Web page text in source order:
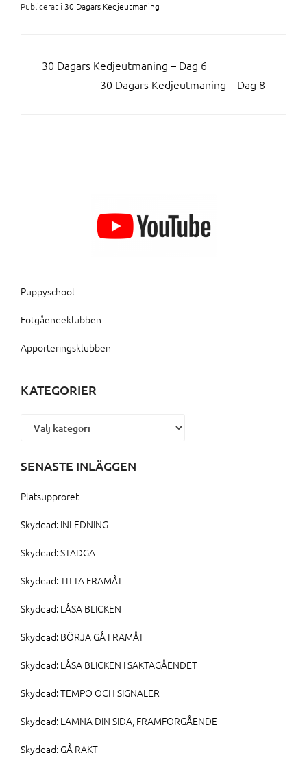
Publicerat i 30 Dagars Kedjeutmaning
INLÄGGSNAVIGERING
30 Dagars Kedjeutmaning – Dag 6
30 Dagars Kedjeutmaning – Dag 8
Puppyschool
Fotgåendeklubben
Apporteringsklubben
KATEGORIER
Kategorier
SENASTE INLÄGGEN
Platsupproret
Skyddad: INLEDNING
Skyddad: STADGA
Skyddad: TITTA FRAMÅT
Skyddad: LÅSA BLICKEN
Skyddad: BÖRJA GÅ FRAMÅT
Skyddad: LÅSA BLICKEN I SAKTAGÅENDET
Skyddad: TEMPO OCH SIGNALER
Skyddad: LÄMNA DIN SIDA, FRAMFÖRGÅENDE
Skyddad: GÅ RAKT